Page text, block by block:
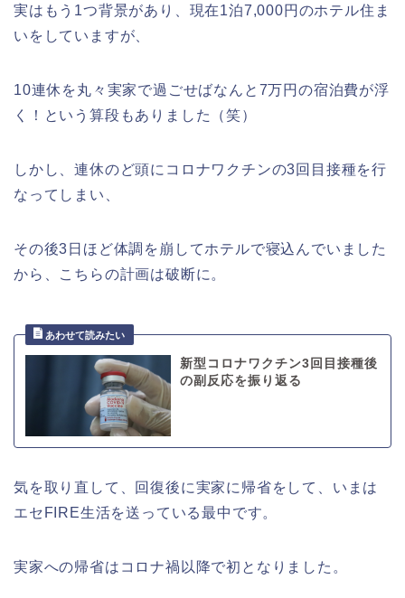
実はもう1つ背景があり、現在1泊7,000円のホテル住ま
いをしていますが、
10連休を丸々実家で過ごせばなんと7万円の宿泊費が浮
く！という算段もありました（笑）
しかし、連休のど頭にコロナワクチンの3回目接種を行
なってしまい、
その後3日ほど体調を崩してホテルで寝込んでいました
から、こちらの計画は破断に。
新型コロナワクチン3回目接種後
の副反応を振り返る
気を取り直して、回復後に実家に帰省をして、いまは
エセFIRE生活を送っている最中です。
実家への帰省はコロナ禍以降で初となりました。